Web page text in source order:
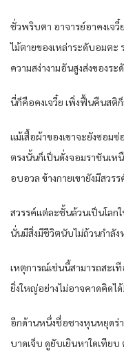
ชั่วพริบตา อาจารย์อาคงเจ
ไม้ตายของเหล่าระดับอมตะ
ความสง่างามอันสูงส่งของร
นี่ก็คือคงเจวี๋ย เพิ่งฟื้นคืนสติ
แม้เสื้อผ้าของเขาจะยังซอมซ่
ตรงนั้นก็เป็นดั่งจอมราชันเห
อบอวล ข้างกายเขายังมีสว
สวรรค์แต่ละชั้นล้วนเป็นโลก
นั่นมีสิ่งมีชีวิตนับไม่ถ้วนกำลัง
เหตุการณ์เช่นนี้สามารถสะเ
ยิ่งใหญ่อย่างไม่อาจคาดคิดได้!
อีกด้านหนึ่งชื่อชางหุนหยุดร่า
บาดเจ็บ ดูยับเยินหาใดเทีย